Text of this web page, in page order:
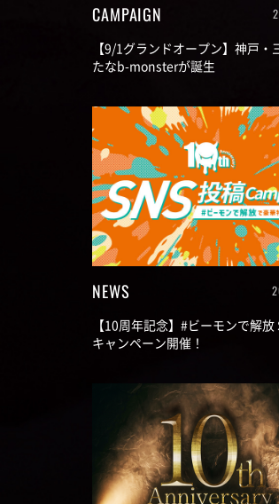
CAMPAIGN
【9/1グランドオープン】神戸・
たなb-monsterが誕生
NEWS
【10周年記念】#ビーモンで解放
キャンペーン開催！